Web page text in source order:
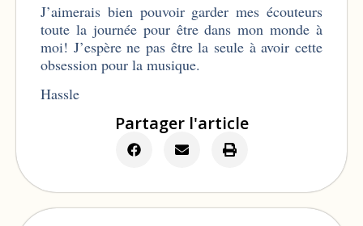
J’aimerais bien pouvoir garder mes écouteurs
toute la journée pour être dans mon monde à
moi! J’espère ne pas être la seule à avoir cette
obsession pour la musique.
Hassle
Partager l'article